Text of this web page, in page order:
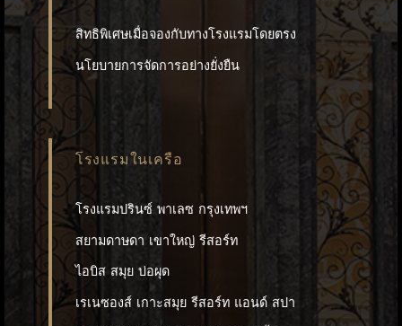
สิทธิพิเศษเมื่อจองกับทางโรงแรมโดยตรง
นโยบายการจัดการอย่างยั่งยืน
โรงแรมในเครือ
โรงแรมปรินซ์ พาเลซ กรุงเทพฯ
สยามดาษดา เขาใหญ่ รีสอร์ท
ไอบิส สมุย บ่อผุด
เรเนซองส์ เกาะสมุย รีสอร์ท แอนด์ สปา